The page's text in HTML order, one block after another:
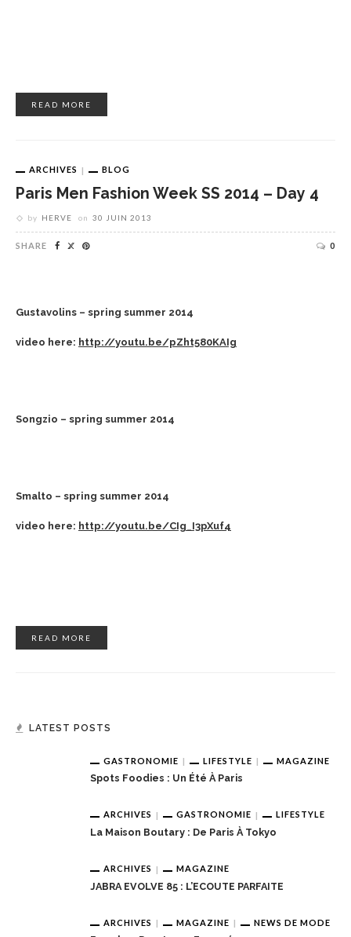
READ MORE
ARCHIVES BLOG
Paris Men Fashion Week SS 2014 – Day 4
by HERVE on 30 JUIN 2013
SHARE 0
Gustavolins – spring summer 2014
video here: http://youtu.be/pZht580KAIg
Songzio – spring summer 2014
Smalto – spring summer 2014
video here: http://youtu.be/CIg_I3pXuf4
READ MORE
LATEST POSTS
GASTRONOMIE LIFESTYLE MAGAZINE
Spots Foodies : Un Été À Paris
ARCHIVES GASTRONOMIE LIFESTYLE
La Maison Boutary : De Paris À Tokyo
ARCHIVES MAGAZINE
JABRA EVOLVE 85 : L’ECOUTE PARFAITE
ARCHIVES MAGAZINE NEWS DE MODE